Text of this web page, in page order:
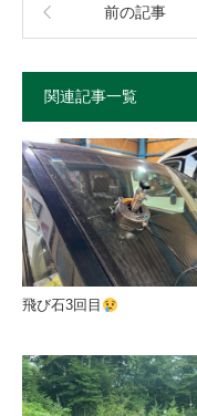
前の記事
関連記事一覧
飛び石3回目